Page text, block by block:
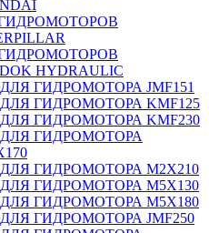
HYDRAULIC
ГИДРОМОТОРА JMF151
ГИДРОМОТОРА KMF125
ГИДРОМОТОРА KMF230
ГИДРОМОТОРА
ГИДРОМОТОРА M2X210
ГИДРОМОТОРА M5X130
ГИДРОМОТОРА M5X180
ГИДРОМОТОРА JMF250